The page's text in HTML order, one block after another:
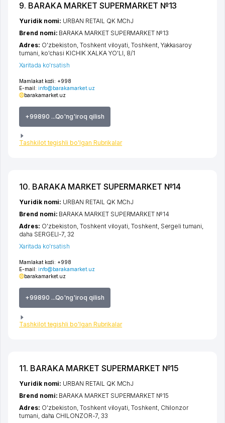
9. BARAKA MARKET SUPERMARKET №13
Mamlakat kodi: +998
E-mail: info@barakamarket.uz
barakamarket.uz
+99890 ...Qo'ng'iroq qilish
Tashkilot tegishli bo'lgan Rubrikalar
Yuridik nomi: URBAN RETAIL QK MChJ
Brend nomi: BARAKA MARKET SUPERMARKET №13
Adres: O'zbekiston,Toshkent viloyati,Toshkent, Yakkasaroy
tumani, ko'chasi KICHIK XALKA YO'LI, 8/1
Xaritada ko'rsatish
10. BARAKA MARKET SUPERMARKET №14
Mamlakat kodi: +998
E-mail: info@barakamarket.uz
barakamarket.uz
+99890 ...Qo'ng'iroq qilish
Tashkilot tegishli bo'lgan Rubrikalar
Yuridik nomi: URBAN RETAIL QK MChJ
Brend nomi: BARAKA MARKET SUPERMARKET №14
Adres: O'zbekiston,Toshkent viloyati,Toshkent, Sergeli tumani,
daha SERGELI-7, 32
Xaritada ko'rsatish
11. BARAKA MARKET SUPERMARKET №15
Yuridik nomi: URBAN RETAIL QK MChJ
Brend nomi: BARAKA MARKET SUPERMARKET №15
Adres: O'zbekiston,Toshkent viloyati ,Toshkent, Chilonzor
tumani daha CHILONZOR-7, 33